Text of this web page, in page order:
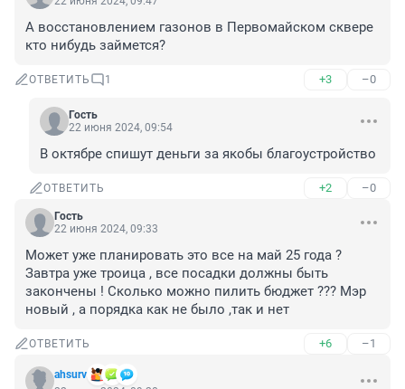
А восстановлением газонов в Первомайском сквере
кто нибудь займется?
ОТВЕТИТЬ 1 +3 –0
Гость
22 июня 2024, 09:54
В октябре спишут деньги за якобы благоустройство
ОТВЕТИТЬ +2 –0
Гость
22 июня 2024, 09:33
Может уже планировать это все на май 25 года ?
Завтра уже троица , все посадки должны быть
закончены ! Сколько можно пилить бюджет ??? Мэр
новый , а порядка как не было ,так и нет
ОТВЕТИТЬ +6 –1
ahsurv